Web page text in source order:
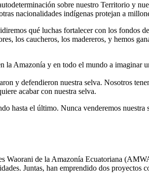
sobre nuestro Territorio y
nacionalidades indígenas protejan a
qué luchas fortalecer con los
los caucheros, los madereros, y hemos
la Amazonía y en todo el mundo a imaginar
y defendieron nuestra selva. Nosotros
acabar con nuestra selva.
hasta el último. Nunca venderemos nuestra
Waorani de la Amazonía Ecuatoriana
Juntas, han emprendido dos